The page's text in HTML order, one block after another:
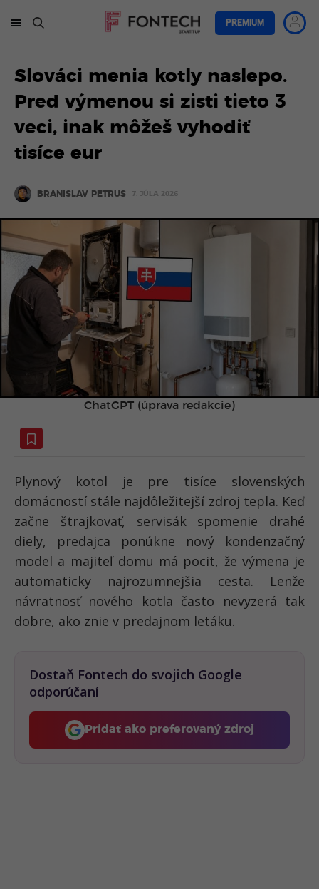
PREMIUM
Slováci menia kotly naslepo.
Pred výmenou si zisti tieto 3
veci, inak môžeš vyhodiť
tisíce eur
BRANISLAV PETRUS 7. JÚLA 2026
ChatGPT (úprava redakcie)
Plynový kotol je pre tisíce slovenských
domácností stále najdôležitejší zdroj tepla. Keď
začne štrajkovať, servisák spomenie drahé
diely, predajca ponúkne nový kondenzačný
model a majiteľ domu má pocit, že výmena je
automaticky najrozumnejšia cesta. Lenže
návratnosť nového kotla často nevyzerá tak
dobre, ako znie v predajnom letáku.
Dostaň Fontech do svojich Google
odporúčaní
Pridať ako preferovaný zdroj
Fontech, odkaz sa otvorí v